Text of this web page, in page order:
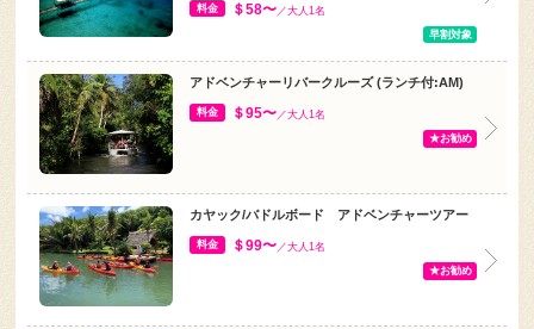
料金 ＄58〜／大人1名
早割対象
アドベンチャーリバークルーズ (ランチ付:AM)
料金 ＄95〜／大人1名
★お勧め
カヤック/バドルボード アドベンチャーツアー
料金 ＄99〜／大人1名
★お勧め